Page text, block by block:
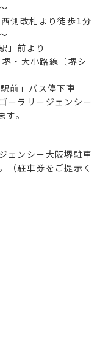
側改札より徒歩1分
」前より
・大小路線〔堺シ
前」バス停下車
ーラリージェンシー
。
ェンシー大阪堺駐車
（駐車券をご提示く